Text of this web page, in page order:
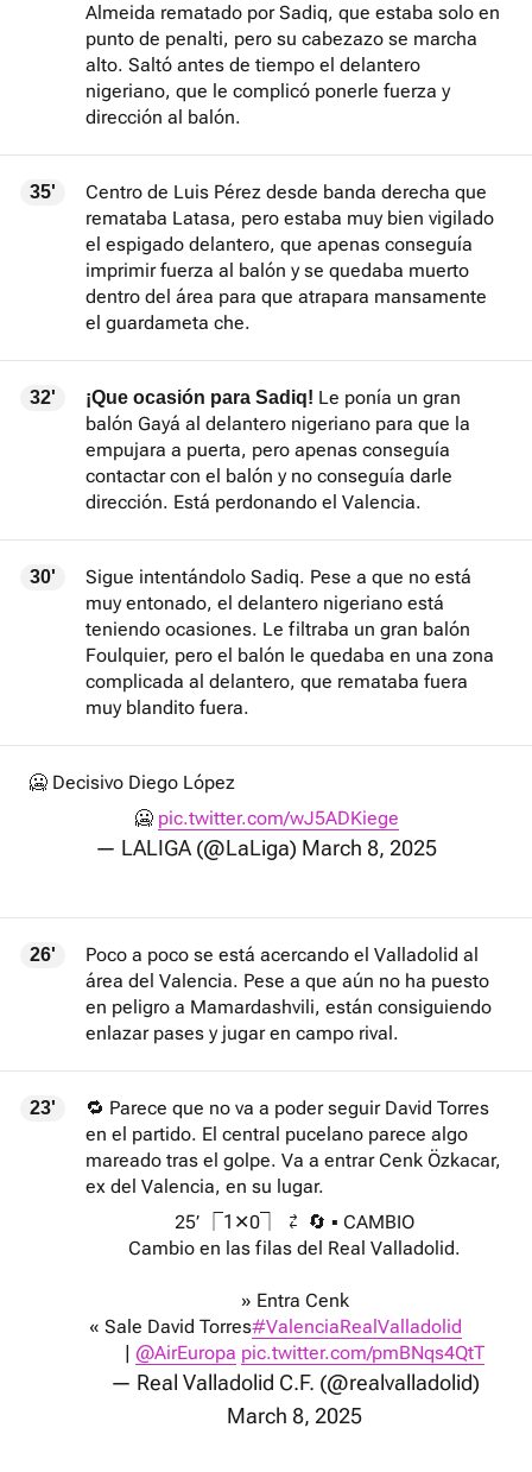
Almeida rematado por Sadiq, que estaba solo en
punto de penalti, pero su cabezazo se marcha
alto. Saltó antes de tiempo el delantero
nigeriano, que le complicó ponerle fuerza y
dirección al balón.
35'
Centro de Luis Pérez desde banda derecha que
remataba Latasa, pero estaba muy bien vigilado
el espigado delantero, que apenas conseguía
imprimir fuerza al balón y se quedaba muerto
dentro del área para que atrapara mansamente
el guardameta che.
32' ¡Que ocasión para Sadiq! Le ponía un gran
balón Gayá al delantero nigeriano para que la
empujara a puerta, pero apenas conseguía
contactar con el balón y no conseguía darle
dirección. Está perdonando el Valencia.
30'
Sigue intentándolo Sadiq. Pese a que no está
muy entonado, el delantero nigeriano está
teniendo ocasiones. Le filtraba un gran balón
Foulquier, pero el balón le quedaba en una zona
complicada al delantero, que remataba fuera
muy blandito fuera.
🥶 Decisivo Diego López
🥶 pic.twitter.com/wJ5ADKiege
— LALIGA (@LaLiga) March 8, 2025
26'
Poco a poco se está acercando el Valladolid al
área del Valencia. Pese a que aún no ha puesto
en peligro a Mamardashvili, están consiguiendo
enlazar pases y jugar en campo rival.
23'
🔁 Parece que no va a poder seguir David Torres
en el partido. El central pucelano parece algo
mareado tras el golpe. Va a entrar Cenk Özkacar,
ex del Valencia, en su lugar.
25’ ⎾1✕0⏋ ⇄ 🔄 ▪ CAMBIO
Cambio en las filas del Real Valladolid.
» Entra Cenk
« Sale David Torres#ValenciaRealValladolid
| @AirEuropa pic.twitter.com/pmBNqs4QtT
— Real Valladolid C.F. (@realvalladolid)
March 8, 2025